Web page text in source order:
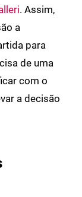
. Assim,
a
para
de uma
com o
a decisão